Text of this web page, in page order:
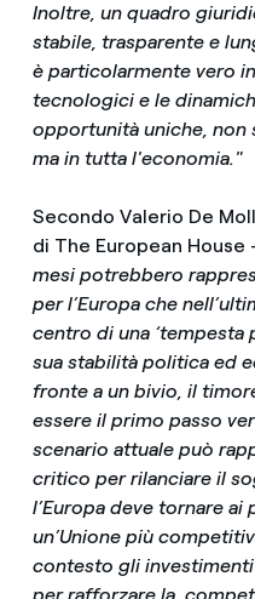
Inoltre, un quadro
stabile, trasparente e
è particolarmente vero
tecnologici e le
opportunità uniche,
ma in tutta l'economia."
Secondo Valerio De
di The European
mesi potrebbero
per l’Europa che
centro di una ‘tempesta
sua stabilità politica ed
fronte a un bivio, il
essere il primo passo
scenario attuale può
critico per rilanciare il
l’Europa deve tornare
un’Unione più
contesto gli
per rafforzare la